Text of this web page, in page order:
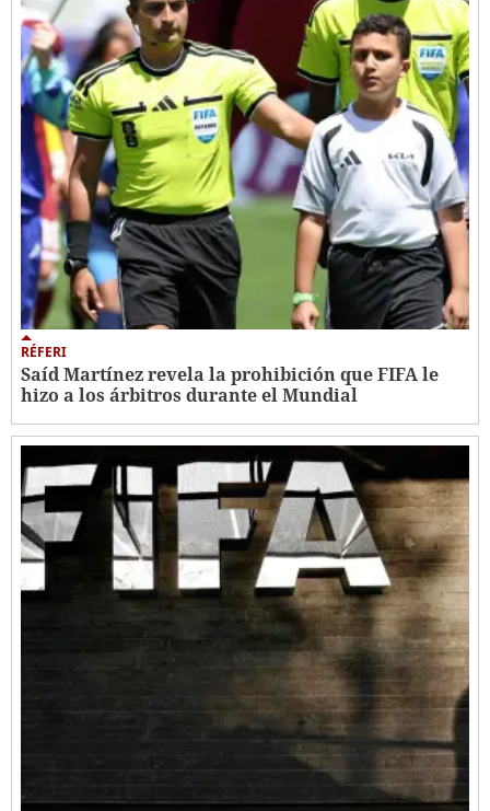
RÉFERI
Saíd Martínez revela la prohibición que FIFA le
hizo a los árbitros durante el Mundial